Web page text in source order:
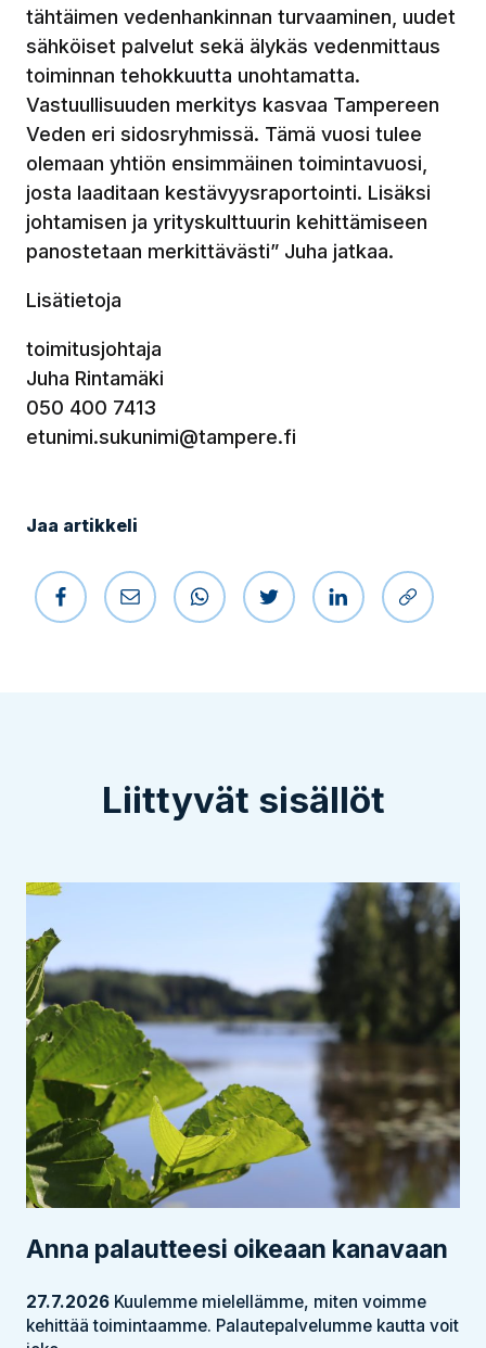
tähtäimen vedenhankinnan turvaaminen, uudet
sähköiset palvelut sekä älykäs vedenmittaus
toiminnan tehokkuutta unohtamatta.
Vastuullisuuden merkitys kasvaa Tampereen
Veden eri sidosryhmissä. Tämä vuosi tulee
olemaan yhtiön ensimmäinen toimintavuosi,
josta laaditaan kestävyysraportointi. Lisäksi
johtamisen ja yrityskulttuurin kehittämiseen
panostetaan merkittävästi” Juha jatkaa.
Lisätietoja
toimitusjohtaja
Juha Rintamäki
050 400 7413
etunimi.sukunimi@tampere.fi
Jaa artikkeli
Jaa Facebookissa
Jaa sähköpostilla
Jaa WhatsAppissa
Jaa Twitterissä
Jaa Kopioi
Liittyvät sisällöt
Anna palautteesi oikeaan kanavaan
27.7.2026 Kuulemme mielellämme, miten voimme
kehittää toimintaamme. Palautepalvelumme kautta voit